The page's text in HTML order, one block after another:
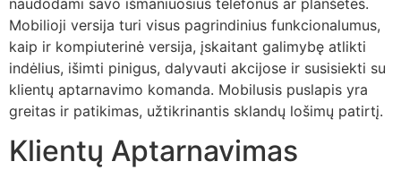
Mobilioji versija turi visus pagrindinius funkcionalumus,
kaip ir kompiuterinė versija, įskaitant galimybę atlikti
indėlius, išimti pinigus, dalyvauti akcijose ir susisiekti su
klientų aptarnavimo komanda. Mobilusis puslapis yra
greitas ir patikimas, užtikrinantis sklandų lošimų patirtį.
Klientų Aptarnavimas